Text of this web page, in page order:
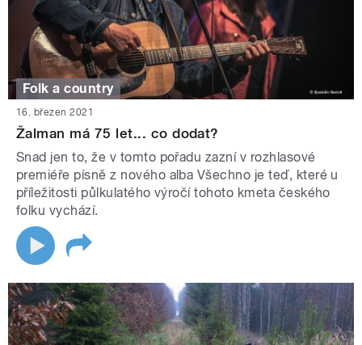
Folk a country
16. březen 2021
Žalman má 75 let... co dodat?
Snad jen to, že v tomto pořadu zazní v rozhlasové
premiéře písně z nového alba Všechno je teď, které u
příležitosti půlkulatého výročí tohoto kmeta českého
folku vychází.